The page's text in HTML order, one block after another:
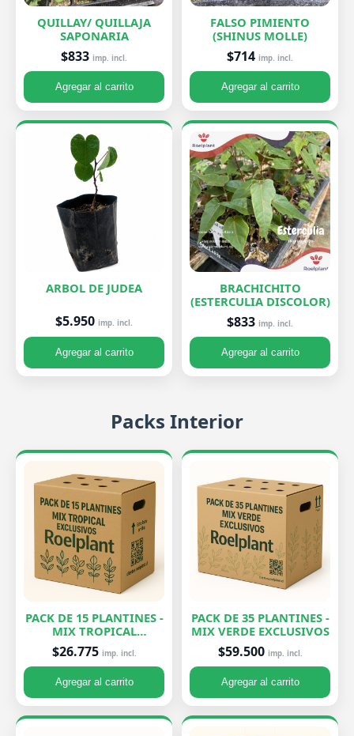
QUILLAY/ QUILLAJA
SAPONARIA
$833 imp. incl.
Agregar al carrito
FALSO PIMIENTO
(SHINUS MOLLE)
$714 imp. incl.
Agregar al carrito
ARBOL DE JUDEA
$5.950 imp. incl.
Agregar al carrito
BRACHICHITO
(ESTERCULIA DISCOLOR)
$833 imp. incl.
Agregar al carrito
Packs Interior
PACK DE 15 PLANTINES -
MIX TROPICAL
EXCLUSIVOS
$26.775 imp. incl.
Agregar al carrito
PACK DE 35 PLANTINES -
MIX VERDE EXCLUSIVOS
$59.500 imp. incl.
Agregar al carrito